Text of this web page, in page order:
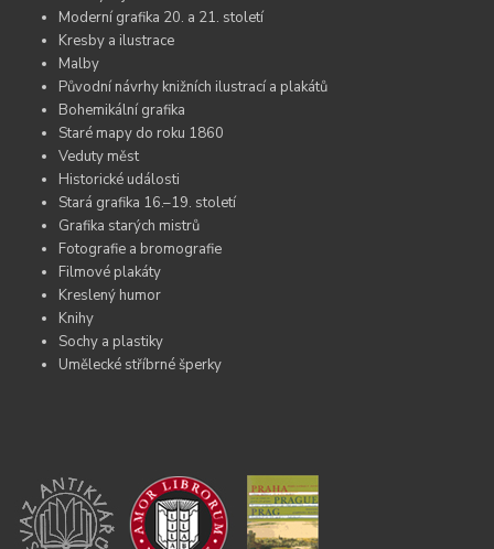
Moderní grafika 20. a 21. století
Kresby a ilustrace
Malby
Původní návrhy knižních ilustrací a plakátů
Bohemikální grafika
Staré mapy do roku 1860
Veduty měst
Historické události
Stará grafika 16.–19. století
Grafika starých mistrů
Fotografie a bromografie
Filmové plakáty
Kreslený humor
Knihy
Sochy a plastiky
Umělecké stříbrné šperky